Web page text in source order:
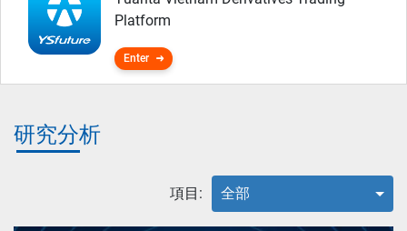
Platform
Enter
研究分析
項目: 全部